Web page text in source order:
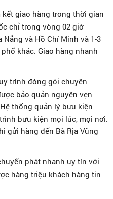
kết giao hàng trong thời gian
chỉ trong vòng 02 giờ
và Hồ Chí Minh và 1-3
khác. Giao hàng nhanh
trình đóng gói chuyên
bảo quản nguyên vẹn
thống quản lý bưu kiện
bưu kiện mọi lúc, mọi nơi.
gửi hàng đến Bà Rịa Vũng
phát nhanh uy tín với
hàng triệu khách hàng tin